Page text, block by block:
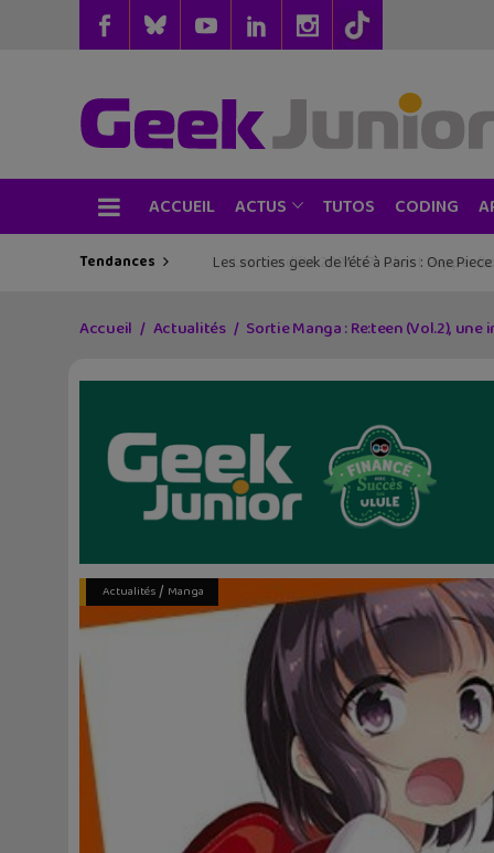
ACCUEIL ACTUS TUTOS CODING
Tendances Les sorties geek de l’été à Paris : One
Accueil Actualités Sortie Manga : Re:teen (Vol.2),
Actualités/ Manga